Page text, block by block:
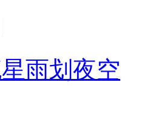
雨划夜空